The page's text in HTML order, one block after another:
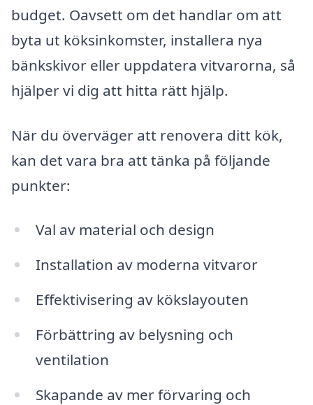
budget. Oavsett om det handlar om att
byta ut köksinkomster, installera nya
bänkskivor eller uppdatera vitvarorna, så
hjälper vi dig att hitta rätt hjälp.
När du överväger att renovera ditt kök,
kan det vara bra att tänka på följande
punkter:
Val av material och design
Installation av moderna vitvaror
Effektivisering av kökslayouten
Förbättring av belysning och
ventilation
Skapande av mer förvaring och